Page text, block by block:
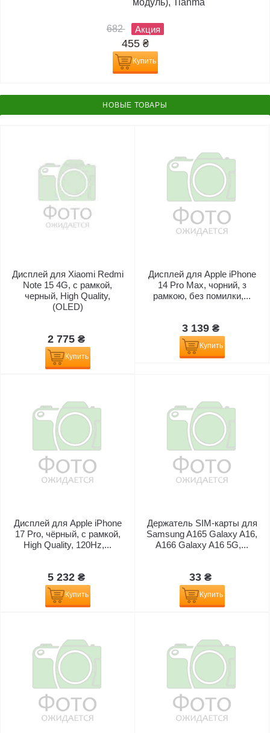
модуль), Tianma
682 Акция
455 ₴
Купить
НОВЫЕ ТОВАРЫ
Дисплей для Xiaomi Redmi
Note 15 4G, с рамкой,
черный, High Quality,
(OLED)
2 775 ₴
Купить
Дисплей для Apple iPhone
14 Pro Max, чорний, з
рамкою, без помилки,...
3 139 ₴
Купить
Дисплей для Apple iPhone
17 Pro, чёрный, с рамкой,
High Quality, 120Hz,...
5 232 ₴
Купить
Держатель SIM-карты для
Samsung A165 Galaxy A16,
A166 Galaxy A16 5G,...
33 ₴
Купить